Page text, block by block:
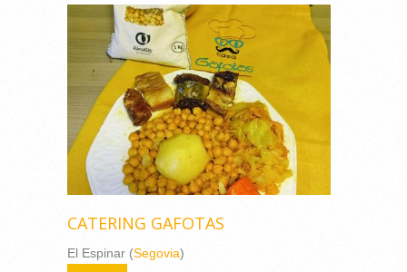
CATERING GAFOTAS
El Espinar (Segovia)